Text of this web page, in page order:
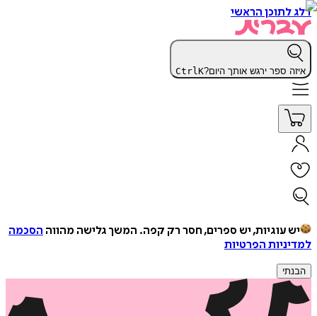
דלג לתוכן הראשי
איזה ספר ירגש אותך היום? CtrlK
יש עוגיות, יש ספרים, חסר רק קפה. המשך גלישה מהווה הסכמה
למדיניות הפרטיות
הבנתי